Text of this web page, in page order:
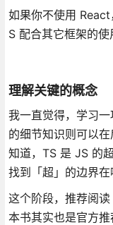
如果你不使用 React
S 配合其它框架的使
理解关键的概念
我一直觉得，学习
的细节知识则可以
知道，TS 是 JS 的
找到「超」的边界在
这个阶段，推荐阅读
本书其实也是官方